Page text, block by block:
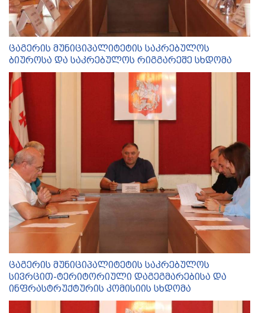
ცაგერის მუნიციპალიტეტის საკრებულოს
ბიუროსა და საკრებულოს რიგგარეშე სხდომა
ცაგერის მუნიციპალიტეტის საკრებულოს
სივრცით-ტერიტორიული დაგეგმარებისა და
ინფრასტრუქტურის კომისიის სხდომა